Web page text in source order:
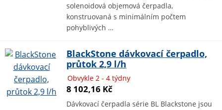
solenoidová objemová čerpadla,
konstruovaná s minimálním počtem
pohyblivých …
BlackStone dávkovací čerpadlo,
průtok 2,9 l/h
Obvykle 2 - 4 týdny
8 102,16 Kč
Dávkovací čerpadla série BL Blackstone jsou